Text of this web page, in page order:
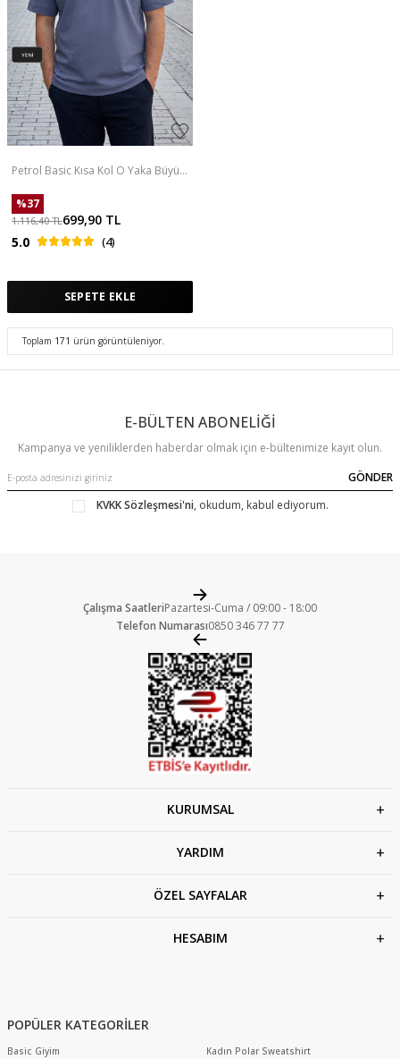
Petrol Basic Kısa Kol O Yaka Büyük
%37
1.116,40TL699,90 TL
5.0
(4)
SEPETE EKLE
Toplam 171 ürün görüntüleniyor.
E-BÜLTEN ABONELİĞİ
Kampanya ve yeniliklerden haberdar olmak için e-bültenimize kayıt olun.
GÖNDER
KVKK Sözleşmesi'ni, okudum, kabul ediyorum.
Çalışma SaatleriPazartesi-Cuma / 09:00 - 18:00
Telefon Numarası0850 346 77 77
KURUMSAL
YARDIM
ÖZEL SAYFALAR
HESABIM
POPÜLER KATEGORİLER
Basic Giyim
Kadın Polar Sweatshirt